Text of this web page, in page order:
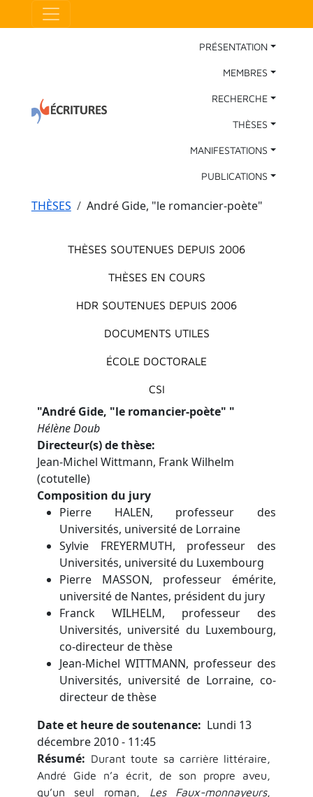
Aller au contenu principal
Main Navigation
PRÉSENTATION
MEMBRES
RECHERCHE
THÈSES
MANIFESTATIONS
PUBLICATIONS
Fil d'Ariane
THÈSES André Gide, "le romancier-poète"
Menu principal
THÈSES SOUTENUES DEPUIS 2006
THÈSES EN COURS
HDR SOUTENUES DEPUIS 2006
DOCUMENTS UTILES
ÉCOLE DOCTORALE
CSI
"André Gide, "le romancier-poète" "
Hélène Doub
Directeur(s) de thèse
Jean-Michel Wittmann, Frank Wilhelm
(cotutelle)
Composition du jury
Pierre HALEN, professeur des
Universités, université de Lorraine
Sylvie FREYERMUTH, professeur des
Universités, université du Luxembourg
Pierre MASSON, professeur émérite,
université de Nantes, président du jury
Franck WILHELM, professeur des
Universités, université du Luxembourg,
co-directeur de thèse
Jean-Michel WITTMANN, professeur des
Universités, université de Lorraine, co-
directeur de thèse
Date et heure de soutenance
Lundi 13
décembre 2010 - 11:45
Résumé
Durant toute sa carrière littéraire,
André Gide n’a écrit, de son propre aveu,
qu’un seul roman, Les Faux-monnayeurs,
Panneau de gestion des cookies